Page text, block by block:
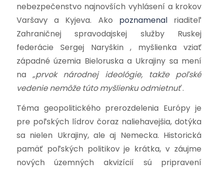
nebezpečenstvo najnovších vyhlásení a krokov
Varšavy a Kyjeva. Ako poznamenal riaditeľ
Zahraničnej spravodajskej služby Ruskej
federácie Sergej Naryškin , myšlienka vziať
západné územia Bieloruska a Ukrajiny sa mení
na „prvok národnej ideológie, takže poľské
vedenie nemôže túto myšlienku odmietnuť.
Téma geopolitického prerozdelenia Európy je
pre poľských lídrov čoraz naliehavejšia, dotýka
sa nielen Ukrajiny, ale aj Nemecka. Historická
pamäť poľských politikov je krátka, v záujme
nových územných akvizícií sú pripravení